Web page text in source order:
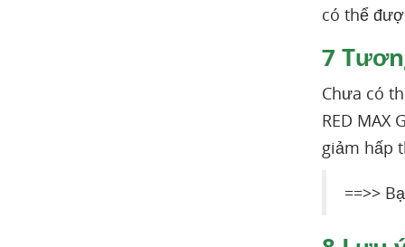
có thể
7
Chưa có
RED
giảm hấp
==>>